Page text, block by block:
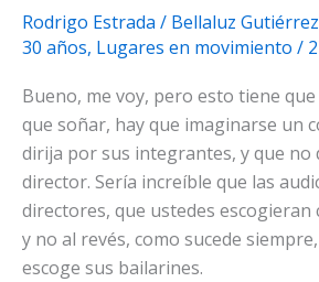
Rodrigo Estrada / Bellaluz Gutiérrez
30 años, Lugares en movimiento /
Bueno, me voy, pero esto tiene
que soñar, hay que imaginarse un
dirija por sus integrantes, y que no
director. Sería increíble que las
directores, que ustedes escogieran
y no al revés, como sucede
escoge sus bailarines.